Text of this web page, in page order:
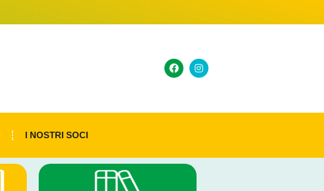
I NOSTRI SOCI